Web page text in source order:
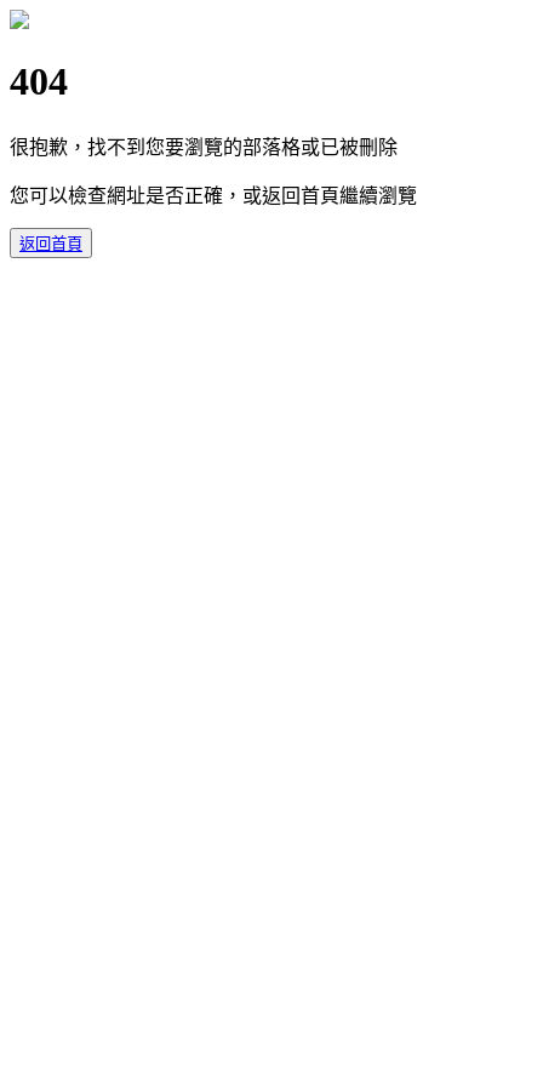
404
很抱歉，找不到您要瀏覽的部落格或已被刪除
您可以檢查網址是否正確，或返回首頁繼續瀏覽
返回首頁